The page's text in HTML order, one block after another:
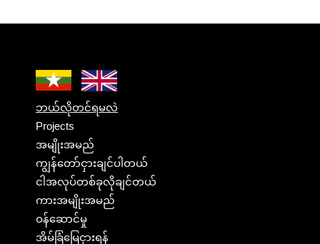
ဘယ်လိုတင်ရမလဲ
Projects
အမျိုးအမည်
ကျွန်တော်ငှားချင်ပါတယ်
ငါအလုပ်တစ်ခုလိုချင်တယ်
ကားအမျိုးအမည်
ဝန်ဆောင်မှု
အိမ်ခြံမြေငှားရန်